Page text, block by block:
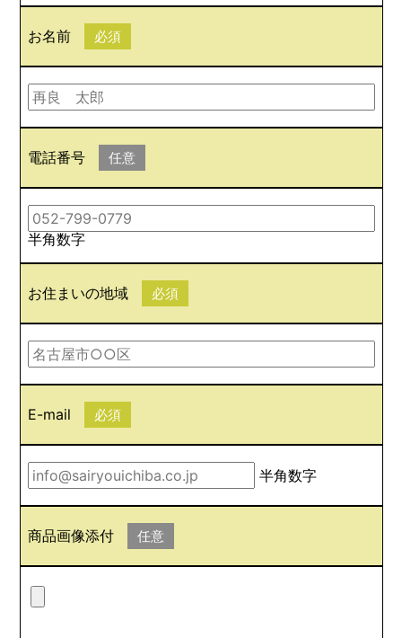
お名前 必須
電話番号 任意
半角数字
お住まいの地域 必須
E-mail 必須
半角数字
商品画像添付 任意